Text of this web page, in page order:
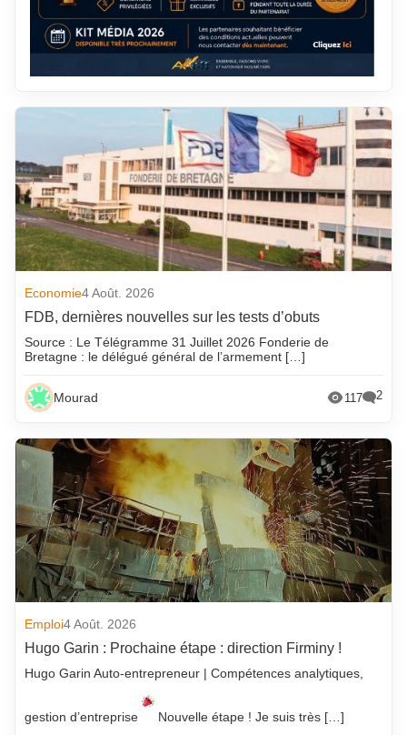
Economie4 Août. 2026
FDB, dernières nouvelles sur les tests d’obuts
Source : Le Télégramme 31 Juillet 2026 Fonderie de
Bretagne : le délégué général de l’armement […]
Mourad 117 2
Emploi4 Août. 2026
Hugo Garin : Prochaine étape : direction Firminy !
Hugo Garin Auto-entrepreneur | Compétences analytiques,
gestion d’entreprise Nouvelle étape ! Je suis très […]